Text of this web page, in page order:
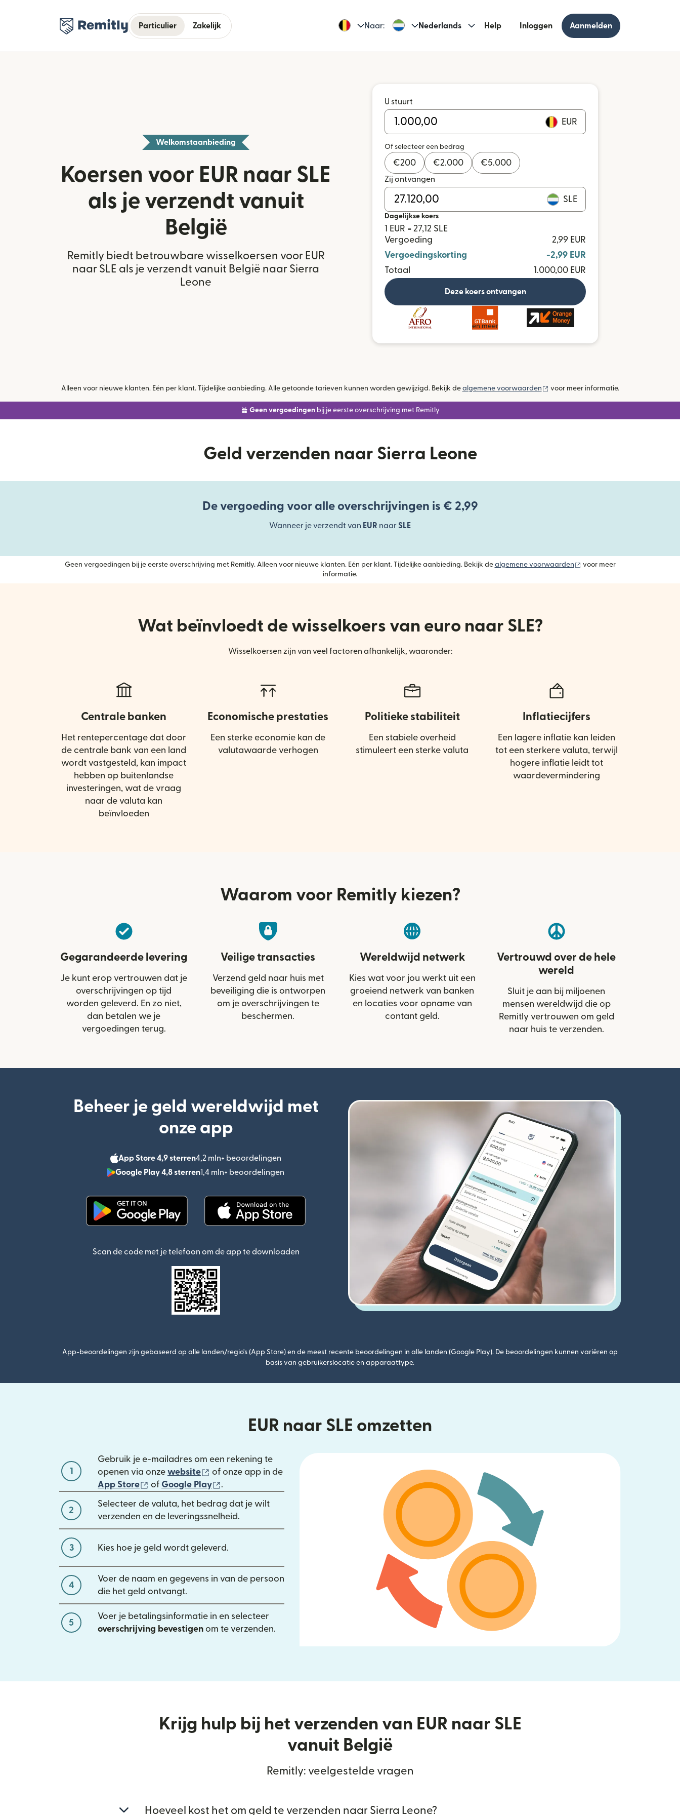
Particulier Zakelijk Naar: Nederlands Help Inloggen Aanmelden
Welkomstaanbieding
Koersen voor EUR naar SLE
als je verzendt vanuit
België
Remitly biedt betrouwbare wisselkoersen voor EUR
naar SLE als je verzendt vanuit België naar Sierra
Leone
U stuurt
EUR
Of selecteer een bedrag
€200 €2.000 €5.000
Zij ontvangen
SLE
Dagelijkse koers
1 EUR = 27,12 SLE
Vergoeding
2,99 EUR
Vergoedingskorting
-2,99 EUR
Totaal
1.000,00 EUR
Deze koers ontvangen
en meer
Alleen voor nieuwe klanten. Eén per klant. Tijdelijke aanbieding. Alle getoonde tarieven kunnen worden gewijzigd. Bekijk de algemene voorwaarden (wordt geopend in een nieuw venster)
voor meer informatie.
Geen vergoedingenbij je eerste overschrijving met Remitly
Geld verzenden naar Sierra Leone
De vergoeding voor alle overschrijvingen is € 2,99
Wanneer je verzendt van EUR naar SLE
Geen vergoedingen bij je eerste overschrijving met Remitly. Alleen voor nieuwe klanten. Eén per klant. Tijdelijke aanbieding. Bekijk de algemene voorwaarden (wordt geopend in een nieuw
voor meer
informatie.
Wat beïnvloedt de wisselkoers van euro naar SLE?
Wisselkoersen zijn van veel factoren afhankelijk, waaronder:
Centrale banken
Het rentepercentage dat door
de centrale bank van een land
wordt vastgesteld, kan impact
hebben op buitenlandse
investeringen, wat de vraag
naar de valuta kan
beïnvloeden
Economische prestaties
Een sterke economie kan de
valutawaarde verhogen
Politieke stabiliteit
Een stabiele overheid
stimuleert een sterke valuta
Inflatiecijfers
Een lagere inflatie kan leiden
tot een sterkere valuta, terwijl
hogere inflatie leidt tot
waardevermindering
Waarom voor Remitly kiezen?
Gegarandeerde levering
Je kunt erop vertrouwen dat je
overschrijvingen op tijd
worden geleverd. En zo niet,
dan betalen we je
vergoedingen terug.
Veilige transacties
Verzend geld naar huis met
beveiliging die is ontworpen
om je overschrijvingen te
beschermen.
Wereldwijd netwerk
Kies wat voor jou werkt uit een
groeiend netwerk van banken
en locaties voor opname van
contant geld.
Vertrouwd over de hele
wereld
Sluit je aan bij miljoenen
mensen wereldwijd die op
Remitly vertrouwen om geld
naar huis te verzenden.
Beheer je geld wereldwijd met
onze app
App Store 4,9 sterren4,2 mln+ beoordelingen
Google Play 4,8 sterren1,4 mln+ beoordelingen
Scan de code met je telefoon om de app te downloaden
App-beoordelingen zijn gebaseerd op alle landen/regio's (App Store) en de meest recente beoordelingen in alle landen (Google Play). De beoordelingen kunnen variëren op
basis van gebruikerslocatie en apparaattype.
EUR naar SLE omzetten
1
Gebruik je e-mailadres om een rekening te
openen via onze website (wordt geopend in een nieuw venster)
of onze app in de
App Store
(wordt geopend in een nieuw venster)
of Google Play .
2
Selecteer de valuta, het bedrag dat je wilt
verzenden en de leveringssnelheid.
3 Kies hoe je geld wordt geleverd.
4
Voer de naam en gegevens in van de persoon
die het geld ontvangt.
5
Voer je betalingsinformatie in en selecteer
overschrijving bevestigen om te verzenden.
Krijg hulp bij het verzenden van EUR naar SLE
vanuit België
Remitly: veelgestelde vragen
Hoeveel kost het om geld te verzenden naar Sierra Leone?